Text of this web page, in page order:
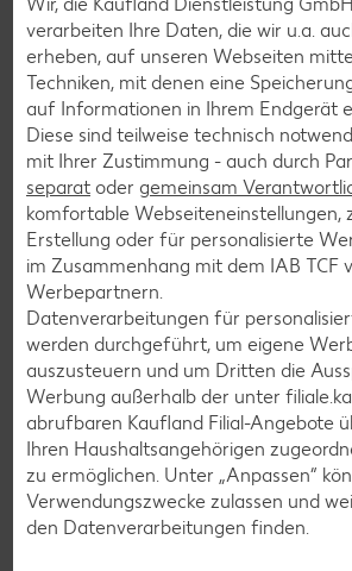
Grill weitere 4 bis 5 Minuten
Zurück zur Übersicht
Weitere interessante
Rezeptkategorien
Burger-Rezepte
Pizza-Rezepte
Pasta-Rezepte
verarbeiten Ihre Daten, die wir u.a.
erheben, auf unseren Webseiten
Techniken, mit denen eine
auf Informationen in Ihrem Endgerät
Diese sind teilweise technisch
mit Ihrer Zustimmung - auch durch
separat oder gemeinsam
komfortable Webseiteneinstellungen,
Erstellung oder für personalisierte
im Zusammenhang mit dem IAB TCF
Werbepartnern.
Datenverarbeitungen für
werden durchgeführt, um eigene
auszusteuern und um Dritten die
Werbung außerhalb der unter
abrufbaren Kaufland Filial-Angebote
Ihren Haushaltsangehörigen
zu ermöglichen. Unter „Anpassen“
Verwendungszwecke zulassen und
den Datenverarbeitungen finden.